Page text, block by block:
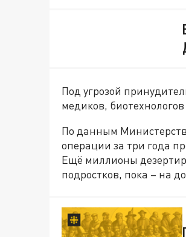
Под угрозой
медиков,
По данным
операции за три года
Ещё миллионы
подростков, пока – на